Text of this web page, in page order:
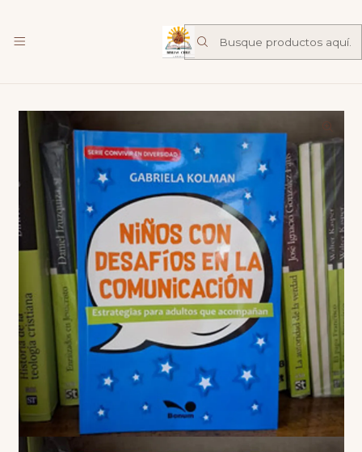
mercadolibre
Niños Con Desafíos En La Comunicación